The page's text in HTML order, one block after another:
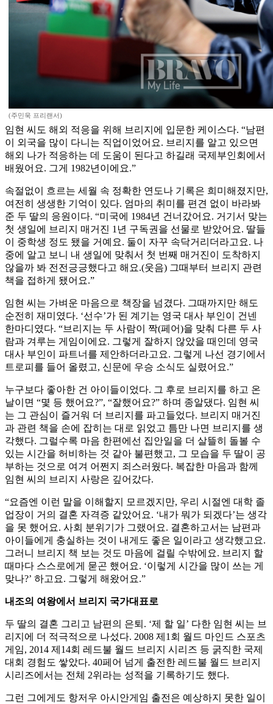
(주민욱 프리랜서)
임현 씨도 해외 적응을 위해 브리지에 입문한 케이스다. “남편
이 외국을 많이 다니는 직업이었어요. 브리지를 알고 있으면
해외 나가 적응하는 데 도움이 된다고 하길래 국제부인회에서
배웠어요. 그게 1982년이에요.”
속절없이 흐르는 세월 속 정확한 연도나 기록은 희미해졌지만,
여전히 생생한 기억이 있다. 엄마의 취미를 편견 없이 바라봐
준 두 딸의 응원이다. “미국에 1984년 건너갔어요. 거기서 맞는
첫 생일에 브리지 매거진 1년 구독권을 선물로 받았어요. 딸들
이 중학생 정도 됐을 거예요. 둘이 자꾸 속닥거리더라고요. 나
중에 알고 보니 내 생일에 맞춰서 첫 번째 매거진이 도착하지
않을까 봐 전전긍긍했다고 해요.(웃음) 그때부터 브리지 관련
책을 접하게 됐어요.”
임현 씨는 가벼운 마음으로 책장을 넘겼다. 그때까지만 해도
순전히 재미였다. ‘선수’가 된 계기는 영국 대사 부인이 건넨
한마디였다. “브리지는 두 사람이 짝(페어)을 맞춰 다른 두 사
람과 겨루는 게임이에요. 그렇게 잘하지 않았을 때인데 영국
대사 부인이 파트너를 제안하더라고요. 그렇게 나선 경기에서
트로피를 들어 올렸고, 신문에 우승 소식도 실렸어요.”
누구보다 좋아한 건 아이들이었다. 그 후로 브리지를 하고 온
날이면 “몇 등 했어요?”, “잘했어요?” 하며 종알댔다. 임현 씨
는 그 관심이 즐거워 더 브리지를 파고들었다. 브리지 매거진
과 관련 책을 손에 잡히는 대로 읽었고 틈만 나면 브리지를 생
각했다. 그럴수록 마음 한편에선 집안일을 더 살뜰히 돌볼 수
있는 시간을 허비하는 것 같아 불편했고, 그 모습을 두 딸이 공
부하는 것으로 여겨 어쩐지 죄스러웠다. 복잡한 마음과 함께
임현 씨의 브리지 사랑은 깊어갔다.
“요즘엔 이런 말을 이해할지 모르겠지만, 우리 시절엔 대학 졸
업장이 거의 결혼 자격증 같았어요. ‘내가 뭐가 되겠다’는 생각
을 못 했어요. 사회 분위기가 그랬어요. 결혼하고서는 남편과
아이들에게 충실하는 것이 내게도 좋은 일이라고 생각했고요.
그러니 브리지 책 보는 것도 마음에 걸릴 수밖에요. 브리지 할
때마다 스스로에게 묻곤 했어요. ‘이렇게 시간을 많이 쓰는 게
맞나?’ 하고요. 그렇게 해왔어요.”
내조의 여왕에서 브리지 국가대표로
두 딸의 결혼 그리고 남편의 은퇴. ‘제 할 일’ 다한 임현 씨는 브
리지에 더 적극적으로 나섰다. 2008 제1회 월드 마인드 스포츠
게임, 2014 제14회 레드불 월드 브리지 시리즈 등 굵직한 국제
대회 경험도 쌓았다. 40페어 넘게 출전한 레드불 월드 브리지
시리즈에서는 전체 2위라는 성적을 기록하기도 했다.
그런 그에게도 항저우 아시안게임 출전은 예상하지 못한 일이